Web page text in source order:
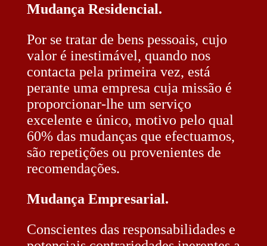
Mudança Residencial.
Por se tratar de bens pessoais, cujo
valor é inestimável, quando nos
contacta pela primeira vez, está
perante uma empresa cuja missão é
proporcionar-lhe um serviço
excelente e único, motivo pelo qual
60% das mudanças que efectuamos,
são repetições ou provenientes de
recomendações.
Mudança Empresarial.
Conscientes das responsabilidades e